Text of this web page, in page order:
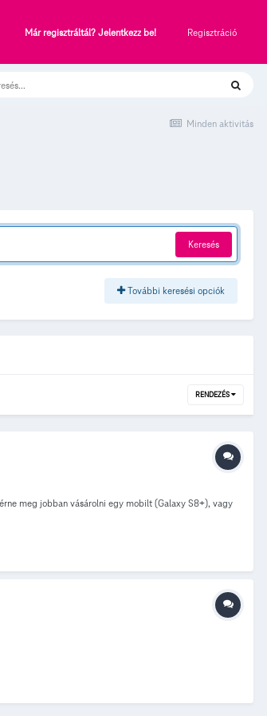
Már regisztráltál? Jelentkezz be! Regisztráció
Minden aktivitás
Keresés
További keresési opciók
RENDEZÉS
meg jobban vásárolni egy mobilt (Galaxy S8+), vagy